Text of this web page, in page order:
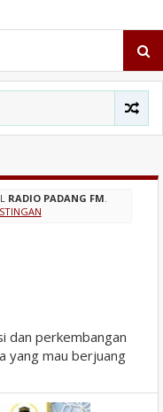
RADIO PADANG FM.
dan perkembangan
yang mau berjuang